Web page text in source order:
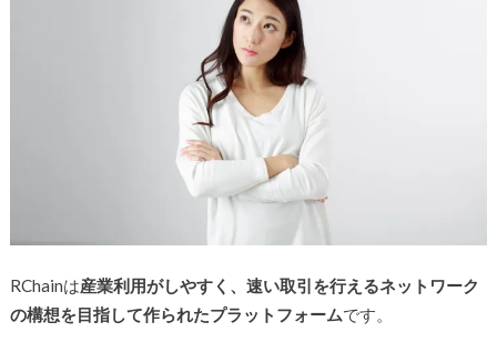
RChainは産業利用がしやすく、速い取引を行えるネットワーク
の構想を目指して作られたプラットフォームです。